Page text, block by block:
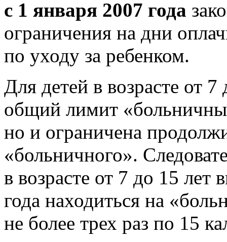
с 1 января 2007 года
ограничения на дни
по уходу за ребенком.
Для детей в возрасте от
общий лимит
но и ограничена
«больничного».
в возрасте от 7 до 15 лет
года находиться на
не более трех раз по 15